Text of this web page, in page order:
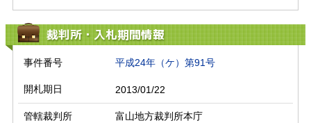
裁判所・入札期間情報
事件番号 平成24年（ケ）第91号
開札期日 2013/01/22
管轄裁判所 富山地方裁判所本庁